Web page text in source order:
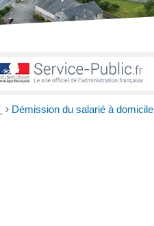
> Démission du salarié à domicile